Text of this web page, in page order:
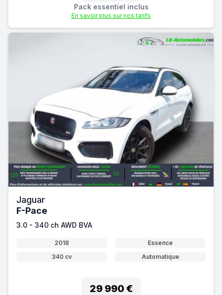
Pack essentiel inclus
En savoir plus sur nos tarifs
Jaguar
F-Pace
3.0 - 340 ch AWD BVA
2018
Essence
340 cv
Automatique
29 990 €